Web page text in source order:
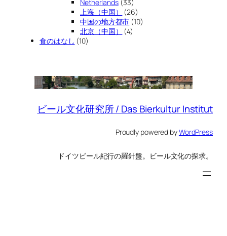
Netherlands(33)
上海（中国）
(26)
中国の地方都市 (10)
北京（中国）
(4)
食のはなし (10)
ビール文化研究所 / Das Bierkultur Institut
Proudly powered byWordPress
ドイツビール紀行の羅針盤。ビール文化の探求。